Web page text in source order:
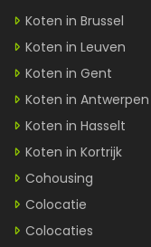
Koten in Brussel
Koten in Leuven
Koten in Gent
Koten in Antwerpen
Koten in Hasselt
Koten in Kortrijk
Cohousing
Colocatie
Colocaties